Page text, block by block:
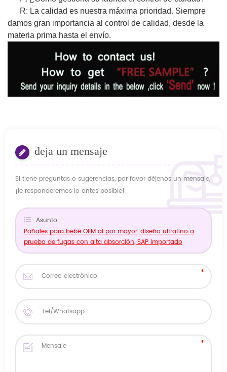
R: La calidad es nuestra máxima prioridad. Siempre
damos gran importancia al control de calidad, desde la
materia prima hasta el envío.
deja un mensaje
Si tiene preguntas o sugerencias, por favor déjenos un mensaje,
¡le responderemos lo antes posible!
Asunto :
Pañales para bebé OEM al por mayor, diseño ultrafino a
prueba de fugas con alta absorción, SAP importado